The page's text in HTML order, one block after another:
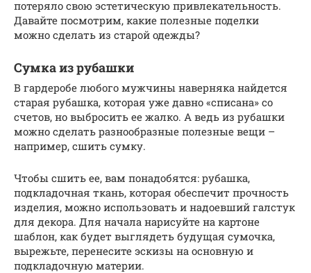
потеряло свою эстетическую привлекательность.
Давайте посмотрим, какие полезные поделки
можно сделать из старой одежды?
Сумка из рубашки
В гардеробе любого мужчины наверняка найдется
старая рубашка, которая уже давно «списана» со
счетов, но выбросить ее жалко. А ведь из рубашки
можно сделать разнообразные полезные вещи –
например, сшить сумку.
Чтобы сшить ее, вам понадобятся: рубашка,
подкладочная ткань, которая обеспечит прочность
изделия, можно использовать и надоевший галстук
для декора. Для начала нарисуйте на картоне
шаблон, как будет выглядеть будущая сумочка,
вырежьте, перенесите эскизы на основную и
подкладочную материи.